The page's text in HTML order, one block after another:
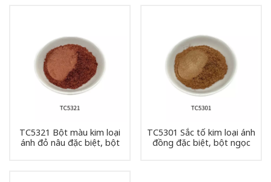
TC5321 Bột màu kim loại
ánh đỏ nâu đặc biệt, bột
TC5301 Sắc tố kim loại ánh
đồng đặc biệt, bột ngọc